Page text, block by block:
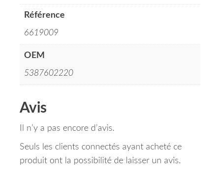
Référence
6619009
OEM
5387602220
Avis
Il n’y a pas encore d’avis.
Seuls les clients connectés ayant acheté ce
produit ont la possibilité de laisser un avis.